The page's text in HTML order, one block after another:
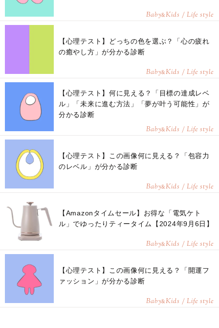
Baby&Kids / Life style
【心理テスト】どっちの色を選ぶ？「心の疲れ
の癒やし方」が分かる診断
Baby&Kids / Life style
【心理テスト】何に見える？「目標の達成レベ
ル」「未来に進む方法」「夢が叶う可能性」が
分かる診断
Baby&Kids / Life style
【心理テスト】この画像何に見える？「包容力
のレベル」が分かる診断
Baby&Kids / Life style
【Amazonタイムセール】お得な「電気ケト
ル」でゆったりティータイム【2024年9月6日】
Baby&Kids / Life style
【心理テスト】この画像何に見える？「開運フ
ァッション」が分かる診断
Baby&Kids / Life style